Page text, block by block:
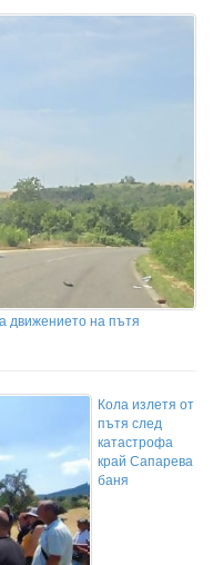
движението на пътя
Кола излетя от
пътя след
катастрофа
край Сапарева
баня